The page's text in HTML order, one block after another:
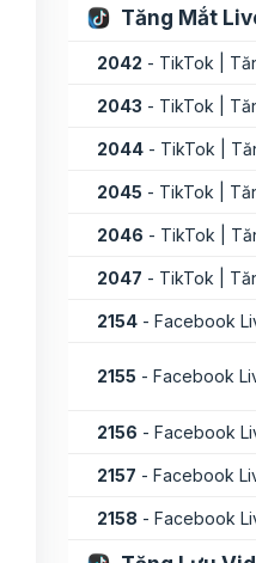
Tăng Mắt
2042 - TikTok |
2043 - TikTok |
2044 - TikTok |
2045 - TikTok |
2046 - TikTok |
2047 - TikTok |
2154 - Facebook
2155 - Facebook
2156 - Facebook
2157 - Facebook
2158 - Facebook